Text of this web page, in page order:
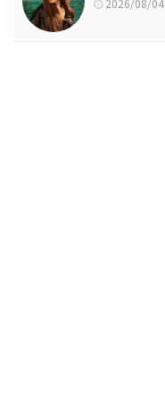
2026/08/04